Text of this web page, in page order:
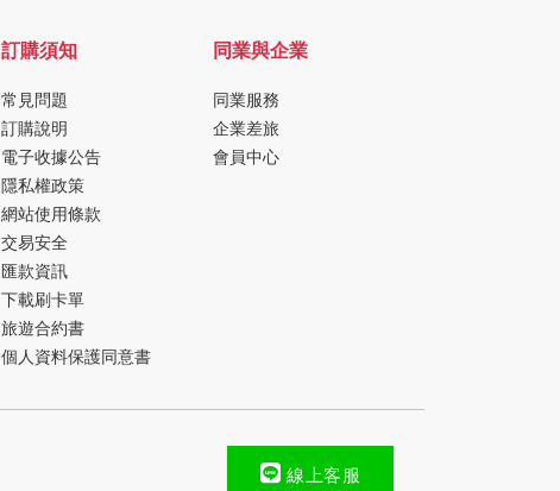
訂購須知
常見問題
訂購說明
電子收據公告
隱私權政策
網站使用條款
交易安全
匯款資訊
下載刷卡單
旅遊合約書
個人資料保護同意書
同業與企業
同業服務
企業差旅
會員中心
線上客服